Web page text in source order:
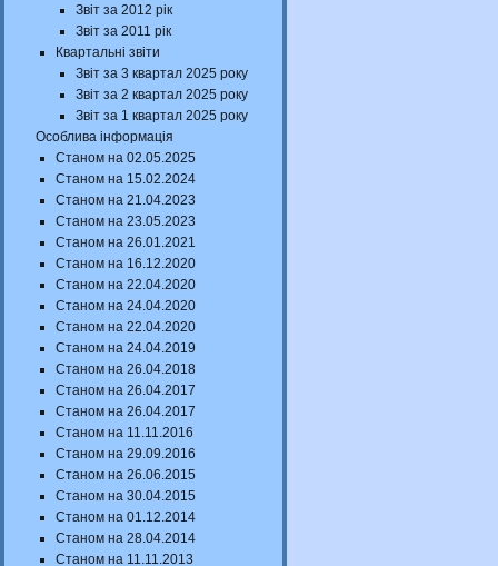
Звіт за 2012 рік
Звіт за 2011 рік
Квартальні звіти
Звіт за 3 квартал 2025 року
Звіт за 2 квартал 2025 року
Звіт за 1 квартал 2025 року
Особлива інформація
Станом на 02.05.2025
Станом на 15.02.2024
Станом на 21.04.2023
Станом на 23.05.2023
Станом на 26.01.2021
Станом на 16.12.2020
Станом на 22.04.2020
Станом на 24.04.2020
Станом на 22.04.2020
Станом на 24.04.2019
Станом на 26.04.2018
Станом на 26.04.2017
Станом на 26.04.2017
Станом на 11.11.2016
Станом на 29.09.2016
Станом на 26.06.2015
Станом на 30.04.2015
Станом на 01.12.2014
Станом на 28.04.2014
Станом на 11.11.2013